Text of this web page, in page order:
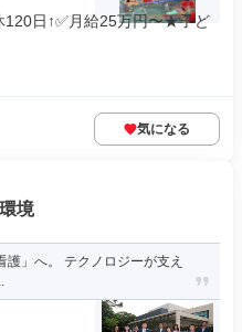
日↑✅月給25万円〜★子ど
気になる
境
護」へ。 テクノロジーが支え